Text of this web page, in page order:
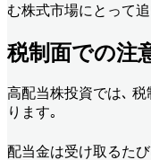
む株式市場にとって
税制面での注
高配当株投資では､
ります｡
配当金は受け取るた